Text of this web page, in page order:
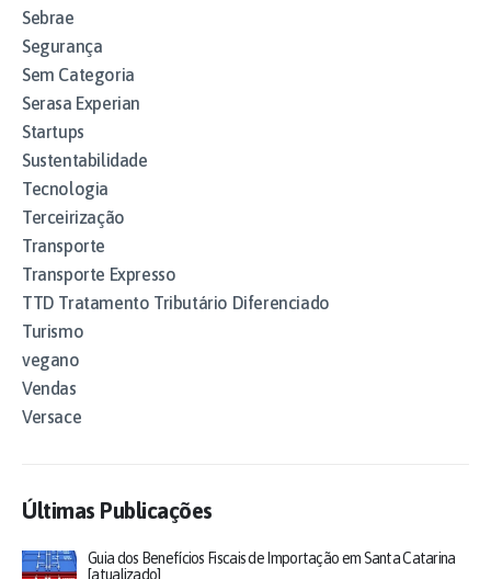
Sebrae
Segurança
Sem Categoria
Serasa Experian
Startups
Sustentabilidade
Tecnologia
Terceirização
Transporte
Transporte Expresso
TTD Tratamento Tributário Diferenciado
Turismo
vegano
Vendas
Versace
Últimas Publicações
Guia dos Benefícios Fiscais de Importação em Santa Catarina
[atualizado]